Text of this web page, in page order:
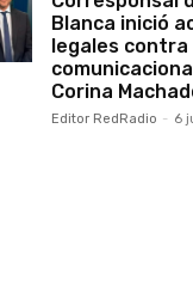
Blanca inició
legales contra
Corina
Editor RedRadio - 6